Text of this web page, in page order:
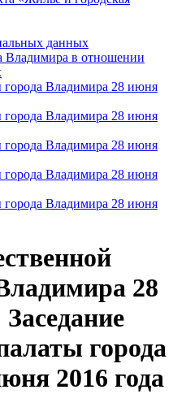
данных
Владимира в отношении
города Владимира 28 июня
города Владимира 28 июня
города Владимира 28 июня
города Владимира 28 июня
города Владимира 28 июня
28
города
2016 года